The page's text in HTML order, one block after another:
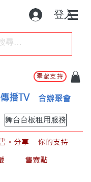
登入
奉獻支持
播TV 合辦聚會
舞台台板租用服務
。分享
你的支持
售賣點